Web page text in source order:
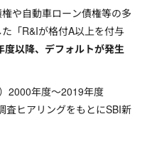
や自動車ローン債権等の多
「R&Iが格付A以上を付与
度以降、デフォルトが発生
2000年度～2019年度
査ヒアリングをもとにSBI新